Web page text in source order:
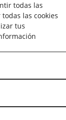
todas las
todas las cookies
tus